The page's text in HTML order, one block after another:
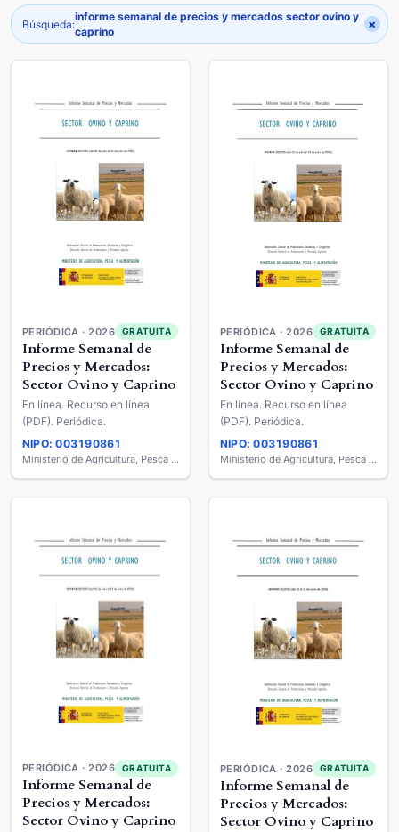
Búsqueda:
informe semanal de precios y mercados sector ovino y
caprino
×
PERIÓDICA · 2026 GRATUITA
Informe Semanal de
Precios y Mercados:
Sector Ovino y Caprino
En línea. Recurso en línea
(PDF). Periódica.
NIPO: 003190861
Ministerio de Agricultura, Pesca y Alimentación
PERIÓDICA · 2026 GRATUITA
Informe Semanal de
Precios y Mercados:
Sector Ovino y Caprino
En línea. Recurso en línea
(PDF). Periódica.
NIPO: 003190861
Ministerio de Agricultura, Pesca y Alimentación
PERIÓDICA · 2026 GRATUITA
Informe Semanal de
Precios y Mercados:
Sector Ovino y Caprino
PERIÓDICA · 2026 GRATUITA
Informe Semanal de
Precios y Mercados:
Sector Ovino y Caprino